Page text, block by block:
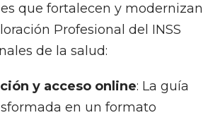
que fortalecen y modernizan
Profesional del INSS
de la salud:
y acceso online: La guía
en un formato